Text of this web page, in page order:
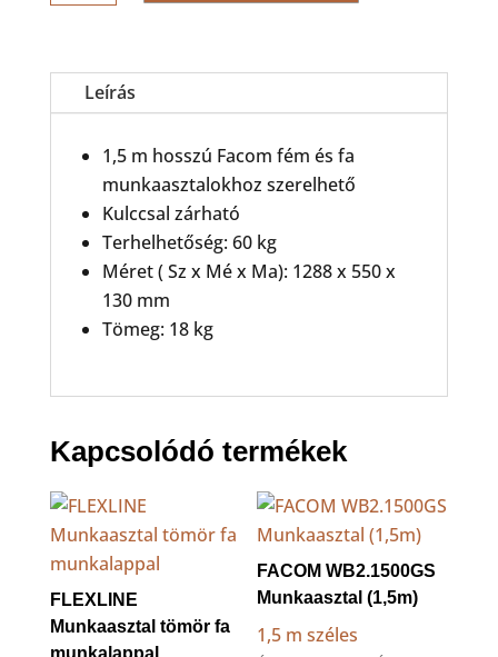
Fiók
Leírás
1,5 m hosszú Facom fém és fa
munkaasztalokhoz szerelhető
Kulccsal zárható
Terhelhetőség: 60 kg
Méret ( Sz x Mé x Ma): 1288 x 550 x
130 mm
Tömeg: 18 kg
Kapcsolódó termékek
FLEXLINE
Munkaasztal tömör fa
munkalappal
FACOM WB2.1500GS
Munkaasztal (1,5m)
1,5 m széles